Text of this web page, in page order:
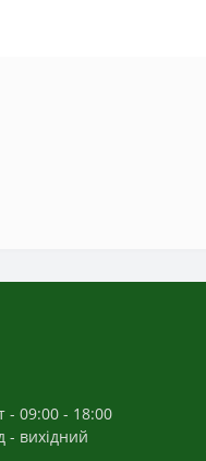
- 09:00 - 18:00
- вихідний